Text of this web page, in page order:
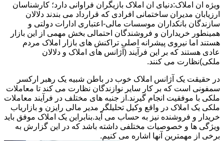
ویژه ان املاک:دنیای ان املاک بازیگران فراوانی دارد؛ کارشناسان
ارزیابان مدیران ساختمانی افرادی که قرارداد می بندند دلالان
سازندگان بانکداران موسسات مالی-اعتباری ادارات دولتی و
همینطور خریداران و فروشندگان احتمالی بخش مهمی از این بازار
هستند اما نیروی پیشرانه اصلی تراکنش های بازار املاک مردم
عادی هستند که بر این فرآیند (آژانس های املاک و دلالان
ملکی)نظارت می کنند.
در حقیقت یک آژانس املاک خوب در باطن شبیه یک رهبر ارکسر
سمفونی است که بر کار سایر نوازندگان نظارت می کند تا معاملات
ملکی با موفقیت انجام گیرند.از جنبه های مختلف در فرآیند معاملات
ملکی یک املاک در واقع وکیل تحلیلگر مدیر مالی رایزن و بازاریاب
خریدار و فروشنده نیز به حساب می آید.بنابراین یک املاک موفق باید
ویژگی ها و خصوصیات مختلفی داشته باشد که در این گزارش به
برخی از مهمترین آنها اشاره می کنیم.